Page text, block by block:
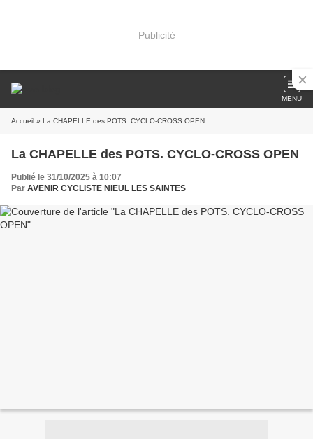
Publicité
MENU
Accueil » La CHAPELLE des POTS. CYCLO-CROSS OPEN
La CHAPELLE des POTS. CYCLO-CROSS OPEN
Publié le 31/10/2025 à 10:07
Par AVENIR CYCLISTE NIEUL LES SAINTES